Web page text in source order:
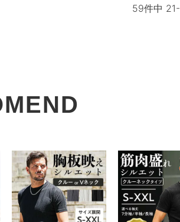
59件中 21-